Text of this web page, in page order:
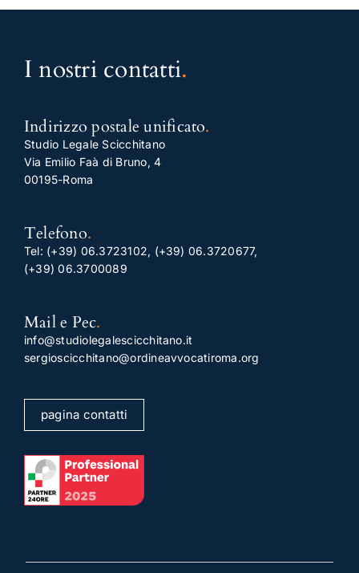
I nostri contatti.
Indirizzo postale unificato.
Studio Legale Scicchitano
Via Emilio Faà di Bruno, 4
00195-Roma
Telefono.
Tel: (+39) 06.3723102, (+39) 06.3720677,
(+39) 06.3700089
Mail e Pec.
info@studiolegalescicchitano.it
sergioscicchitano@ordineavvocatiroma.org
pagina contatti